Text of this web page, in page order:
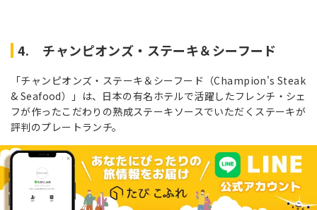
4. チャンピオンズ・ステーキ＆シーフード
「チャンピオンズ・ステーキ＆シーフード（Champion's Steak
& Seafood）」は、日本の有名ホテルで活躍したフレンチ・シェ
フが作ったこだわりの熟成ステーキソースでいただくステーキが
評判のプレートランチ。